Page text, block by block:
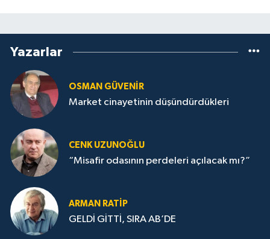
Yazarlar
OSMAN GÜVENİR
Market cinayetinin düşündürdükleri
CENK UZUNOĞLU
“Misafir odasının perdeleri açılacak mı?”
ARMAN RATİP
GELDİ GİTTİ, SIRA AB’DE